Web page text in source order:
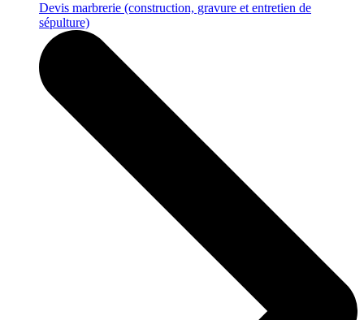
Devis marbrerie (construction, gravure et entretien de
sépulture)